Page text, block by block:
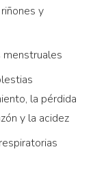
y
la pérdida
y la acidez